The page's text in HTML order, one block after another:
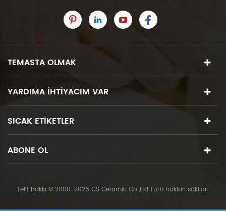
TEMASTA OLMAK
YARDIMA IHTIYACIM VAR
SICAK ETIKETLER
ABONE OL
Telif hakkı © 2000-2026 CS Ceramic Co.,Ltd.Tüm hakları saklıdır.